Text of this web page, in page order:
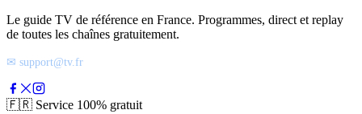
Le guide TV de référence en France. Programmes, direct et replay
de toutes les chaînes gratuitement.
✉ support@tv.fr
🇫🇷 Service 100% gratuit